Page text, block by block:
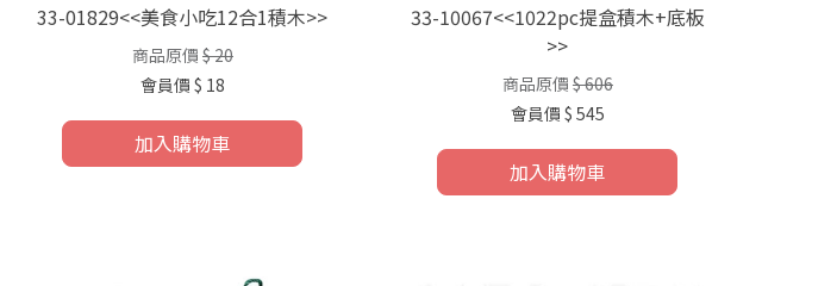
33-01829<<美食小吃12合1積木>>
商品原價 $ 20
會員價 $ 18
加入購物車
33-10067<<1022pc提盒積木+底板
>>
商品原價 $ 606
會員價 $ 545
加入購物車